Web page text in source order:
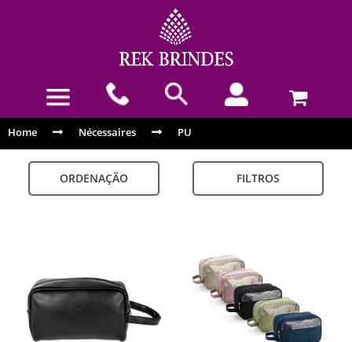
Home Nécessaires PU
ORDENAÇÃO FILTROS